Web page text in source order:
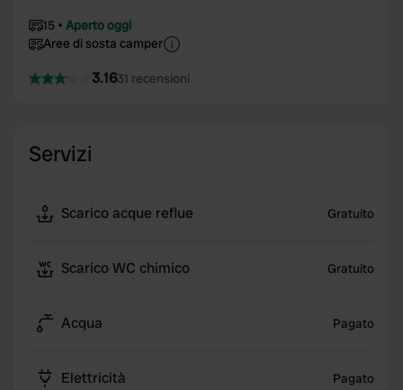
15
Aperto oggi
Aree di sosta camper
3.1631 recensioni
Servizi
Scarico acque reflue Gratuito
Scarico WC chimico Gratuito
Acqua Pagato
Elettricità Pagato